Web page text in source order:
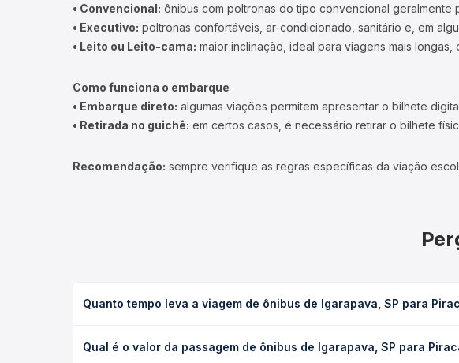
• Convencional: ônibus com poltronas do tipo convencional geralmente
• Executivo: poltronas confortáveis, ar-condicionado, sanitário e, em
• Leito ou Leito-cama: maior inclinação, ideal para viagens mais
Como funciona o embarque
• Embarque direto: algumas viações permitem apresentar o bilhete
• Retirada no guichê: em certos casos, é necessário retirar o bilhete
Recomendação: sempre verifique as regras específicas da viação
Quanto tempo leva a viagem de ônibus de Igarapava, SP para
leito) e as condições de tráfego. Na Quero Passagem você consulta
Qual é o valor da passagem de ônibus de Igarapava, SP para